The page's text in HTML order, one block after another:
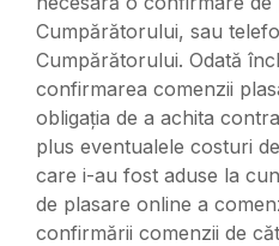
Cumpărătorului, sau
Cumpărătorului. Odată
confirmarea comenzii
obligația de a achita
plus eventualele costuri
care i-au fost aduse la
de plasare online a
confirmării comenzii de